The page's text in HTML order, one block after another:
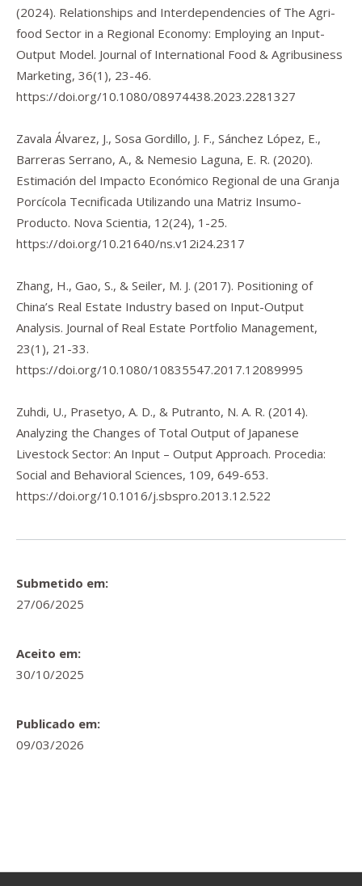
(2024). Relationships and Interdependencies of The Agri-
food Sector in a Regional Economy: Employing an Input-
Output Model. Journal of International Food & Agribusiness
Marketing, 36(1), 23-46.
https://doi.org/10.1080/08974438.2023.2281327
Zavala Álvarez, J., Sosa Gordillo, J. F., Sánchez López, E.,
Barreras Serrano, A., & Nemesio Laguna, E. R. (2020).
Estimación del Impacto Económico Regional de una Granja
Porcícola Tecnificada Utilizando una Matriz Insumo-
Producto. Nova Scientia, 12(24), 1-25.
https://doi.org/10.21640/ns.v12i24.2317
Zhang, H., Gao, S., & Seiler, M. J. (2017). Positioning of
China’s Real Estate Industry based on Input-Output
Analysis. Journal of Real Estate Portfolio Management,
23(1), 21-33.
https://doi.org/10.1080/10835547.2017.12089995
Zuhdi, U., Prasetyo, A. D., & Putranto, N. A. R. (2014).
Analyzing the Changes of Total Output of Japanese
Livestock Sector: An Input – Output Approach. Procedia:
Social and Behavioral Sciences, 109, 649-653.
https://doi.org/10.1016/j.sbspro.2013.12.522
Submetido em:
27/06/2025
Aceito em:
30/10/2025
Publicado em:
09/03/2026